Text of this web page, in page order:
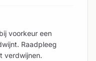
voorkeur een
Raadpleeg
verdwijnen.